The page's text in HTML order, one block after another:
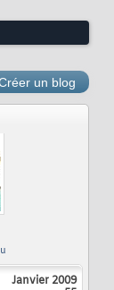
un blog
Janvier 2009